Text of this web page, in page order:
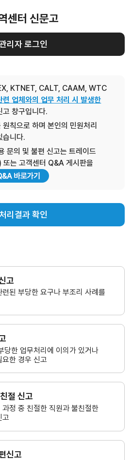
센터 신문고
관리자 로그인
KTNET, CALT, CAAM, WTC
련 업체와의 업무 처리 시 발생한
고 창구입니다.
칙으로 하며 본인의 민원처리
습니다.
문의 및 불편 신고는 트레이드
는 고객센터 Q&A 게시판을
리결과 확인
고
련된 부당한 요구나 부조리 사례를
당한 업무처리에 이의가 있거나
요한 경우 신고
절 신고
과정 중 친절한 직원과불친절한
고
신고